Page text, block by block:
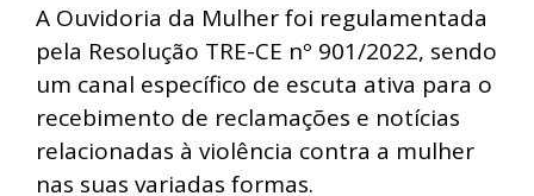
A Ouvidoria da Mulher foi regulamentada
pela Resolução TRE-CE nº 901/2022, sendo
um canal específico de escuta ativa para o
recebimento de reclamações e notícias
relacionadas à violência contra a mulher
nas suas variadas formas.